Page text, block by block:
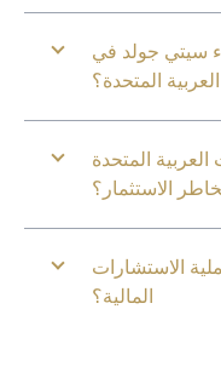
سيتي جولد في
المتحدة؟
المتحدة
الاستثمار؟
الاستشارات
المالية؟